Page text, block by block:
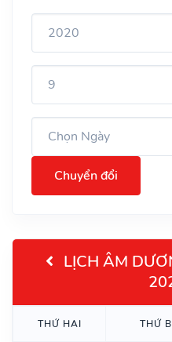
Chuyển đổi
LỊCH ÂM
THỨ HAI THỨ